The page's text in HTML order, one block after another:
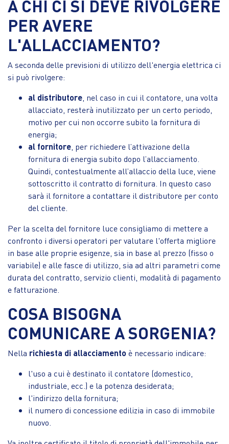
A CHI CI SI DEVE RIVOLGERE
PER AVERE
L'ALLACCIAMENTO?
A seconda delle previsioni di utilizzo dell'energia elettrica ci
si può rivolgere:
al distributore , nel caso in cui il contatore, una volta
allacciato, resterà inutilizzato per un certo periodo,
motivo per cui non occorre subito la fornitura di
energia;
al fornitore , per richiedere l’attivazione della
fornitura di energia subito dopo l’allacciamento.
Quindi, contestualmente all’allaccio della luce, viene
sottoscritto il contratto di fornitura. In questo caso
sarà il fornitore a contattare il distributore per conto
del cliente.
Per la scelta del fornitore luce consigliamo di mettere a
confronto i diversi operatori per valutare l'offerta migliore
in base alle proprie esigenze, sia in base al prezzo (fisso o
variabile) e alle fasce di utilizzo, sia ad altri parametri come
durata del contratto, servizio clienti, modalità di pagamento
e fatturazione.
COSA BISOGNA
COMUNICARE A SORGENIA?
Nella richiesta di allacciamento è necessario indicare:
l'uso a cui è destinato il contatore (domestico,
industriale, ecc.) e la potenza desiderata;
l'indirizzo della fornitura;
il numero di concessione edilizia in caso di immobile
nuovo.